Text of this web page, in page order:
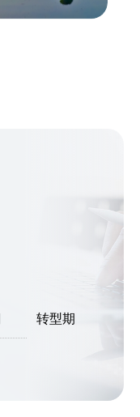
转型期